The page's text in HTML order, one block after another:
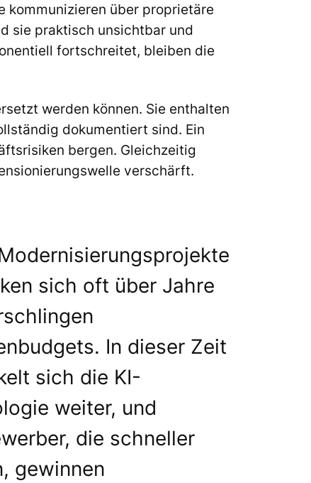
kommunizieren über proprietäre
sie praktisch unsichtbar und
fortschreitet, bleiben die
werden können. Sie enthalten
dokumentiert sind. Ein
bergen. Gleichzeitig
verschärft.
sich oft über Jahre
In dieser Zeit
sich die KI-
weiter, und
die schneller
gewinnen